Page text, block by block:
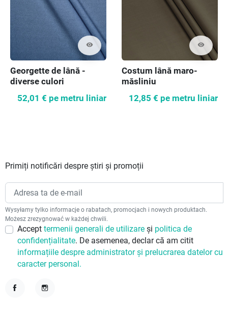
visibility
Georgette de lână -
diverse culori
52,01 € pe metru liniar
visibility
Costum lână maro-
măsliniu
12,85 € pe metru liniar
Primiți notificări despre știri și promoții
Wysyłamy tylko informacje o rabatach, promocjach i nowych produktach.
Możesz zrezygnować w każdej chwili.
Accept termenii generali de utilizare și politica de
confidențialitate. De asemenea, declar că am citit
informațiile despre administrator și prelucrarea datelor cu
caracter personal.